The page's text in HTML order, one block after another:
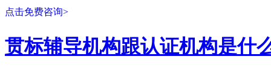
点击免费咨询>
贯标辅导机构跟认证机构是什